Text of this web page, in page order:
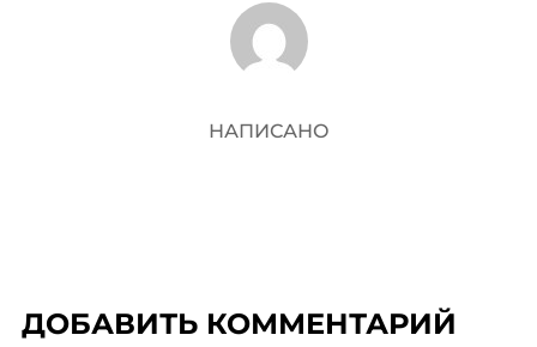
АВТОР ЗАПИСИ
НАПИСАНО
ДОБАВИТЬ КОММЕНТАРИЙ